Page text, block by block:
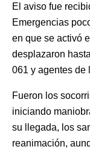
El aviso fue
Emergencias
en que se activó
desplazaron
061 y agentes de
Fueron los
iniciando
su llegada, los
reanimación,